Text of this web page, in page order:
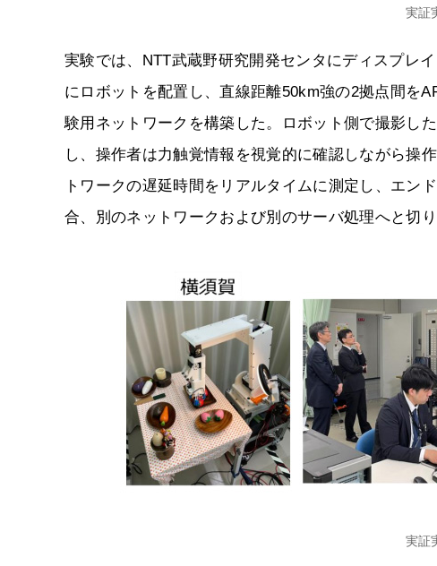
実証
実験では、NTT武蔵野研究開発センタにディスプレ
にロボットを配置し、直線距離50km強の2拠点間を
験用ネットワークを構築した。ロボット側で撮影し
し、操作者は力触覚情報を視覚的に確認しながら操
トワークの遅延時間をリアルタイムに測定し、エン
合、別のネットワークおよび別のサーバ処理へと切
実証